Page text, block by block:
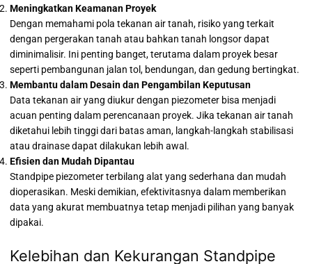
Meningkatkan Keamanan Proyek
Dengan memahami pola tekanan air tanah, risiko yang terkait
dengan pergerakan tanah atau bahkan tanah longsor dapat
diminimalisir. Ini penting banget, terutama dalam proyek besar
seperti pembangunan jalan tol, bendungan, dan gedung bertingkat.
Membantu dalam Desain dan Pengambilan Keputusan
Data tekanan air yang diukur dengan piezometer bisa menjadi
acuan penting dalam perencanaan proyek. Jika tekanan air tanah
diketahui lebih tinggi dari batas aman, langkah-langkah stabilisasi
atau drainase dapat dilakukan lebih awal.
Efisien dan Mudah Dipantau
Standpipe piezometer terbilang alat yang sederhana dan mudah
dioperasikan. Meski demikian, efektivitasnya dalam memberikan
data yang akurat membuatnya tetap menjadi pilihan yang banyak
dipakai.
Kelebihan dan Kekurangan Standpipe